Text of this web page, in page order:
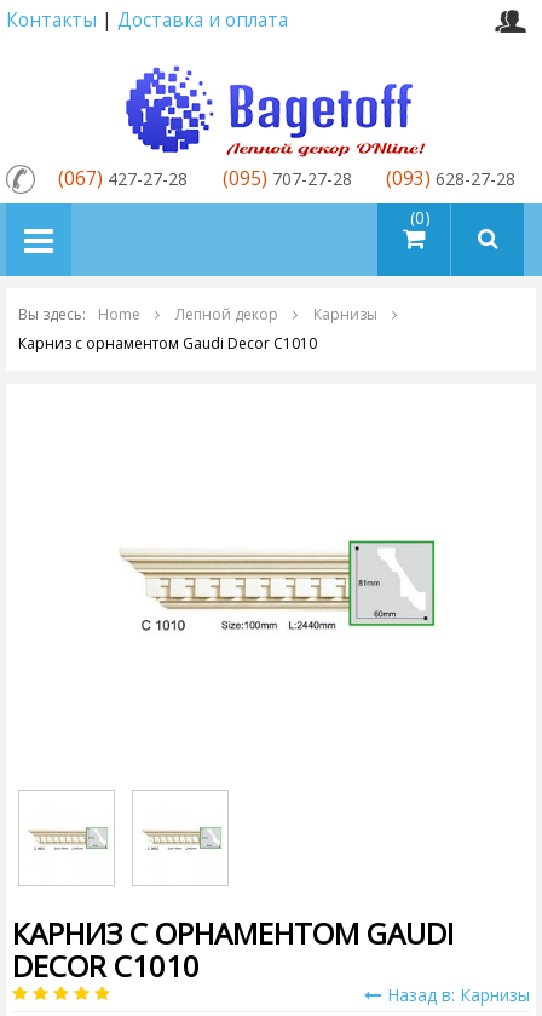
Контакты | Доставка и оплата
товаров (0)
(067) 427-27-28 (095) 707-27-28 (093) 628-27-28
Вы здесь: Home Лепной декор
Карнизы
Карниз с орнаментом Gaudi Decor C1010
КАРНИЗ С ОРНАМЕНТОМ GAUDI
DECOR C1010
Назад в: Карнизы